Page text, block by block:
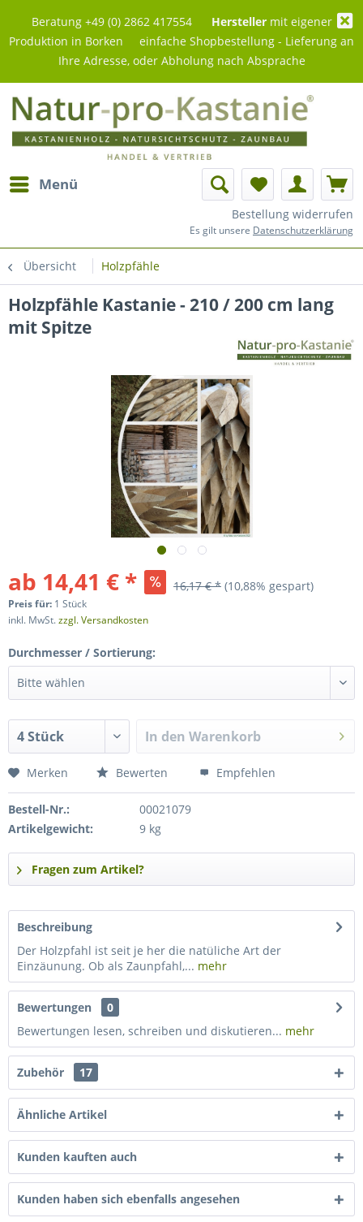
Beratung +49 (0) 2862 417554 Herstellermit eigener
Produktion in Borken einfache Shopbestellung - Lieferung an
Ihre Adresse, oder Abholung nach Absprache
Menü
Bestellung widerrufen
Es gilt unsere Datenschutzerklärung
Übersicht Holzpfähle
Holzpfähle Kastanie - 210 / 200 cm lang
mit Spitze
ab 14,41 € * 16,17 € * (10,88% gespart)
Preis für: 1 Stück
inkl. MwSt.zzgl. Versandkosten
Durchmesser / Sortierung:
In den Warenkorb
Merken Bewerten Empfehlen
Bestell-Nr.:
00021079
Artikelgewicht:
9 kg
Fragen zum Artikel?
Beschreibung
Der Holzpfahl ist seit je her die natüliche Art der
Einzäunung. Ob als Zaunpfahl,... mehr
Bewertungen
0
Bewertungen lesen, schreiben und diskutieren... mehr
Zubehör 17
Ähnliche Artikel
Kunden kauften auch
Kunden haben sich ebenfalls angesehen